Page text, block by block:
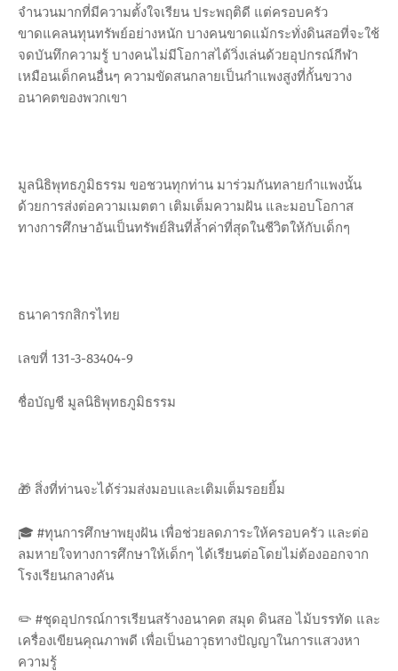
จำนวนมากที่มีความตั้งใจเรียน ประพฤติดี แต่ครอบครัว
ขาดแคลนทุนทรัพย์อย่างหนัก บางคนขาดแม้กระทั่งดินสอที่จะใช้
จดบันทึกความรู้ บางคนไม่มีโอกาสได้วิ่งเล่นด้วยอุปกรณ์กีฬา
เหมือนเด็กคนอื่นๆ ความขัดสนกลายเป็นกำแพงสูงที่กั้นขวาง
อนาคตของพวกเขา
มูลนิธิพุทธภูมิธรรม ขอชวนทุกท่าน มาร่วมกันทลายกำแพงนั้น
ด้วยการส่งต่อความเมตตา เติมเต็มความฝัน และมอบโอกาส
ทางการศึกษาอันเป็นทรัพย์สินที่ล้ำค่าที่สุดในชีวิตให้กับเด็กๆ
ธนาคารกสิกรไทย
เลขที่ 131-3-83404-9
ชื่อบัญชี มูลนิธิพุทธภูมิธรรม
🎁 สิ่งที่ท่านจะได้ร่วมส่งมอบและเติมเต็มรอยยิ้ม
🎓 #ทุนการศึกษาพยุงฝัน เพื่อช่วยลดภาระให้ครอบครัว และต่อ
ลมหายใจทางการศึกษาให้เด็กๆ ได้เรียนต่อโดยไม่ต้องออกจาก
โรงเรียนกลางคัน
✏️ #ชุดอุปกรณ์การเรียนสร้างอนาคต สมุด ดินสอ ไม้บรรทัด และ
เครื่องเขียนคุณภาพดี เพื่อเป็นอาวุธทางปัญญาในการแสวงหา
ความรู้